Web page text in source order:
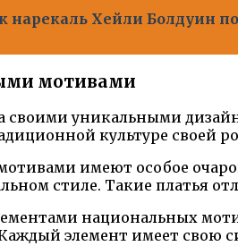
нарекаль Хейли Болдуин
мотивами
своими уникальными
культуре своей
имеют особое
стиле. Такие платья
национальных
элемент имеет свою